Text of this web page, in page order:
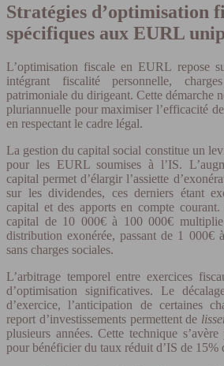
Stratégies d’optimisation
spécifiques aux EURL
L’optimisation fiscale en EURL repose
intégrant fiscalité personnelle,
patrimoniale du dirigeant. Cette démarche
pluriannuelle pour maximiser l’efficacité
en respectant le cadre légal.
La gestion du capital social constitue un
pour les EURL soumises à l’IS.
capital permet d’élargir l’assiette
sur les dividendes, ces derniers étant
capital et des apports en compte
capital de 10 000€ à 100 000€
distribution exonérée, passant de 1 000€
sans charges sociales.
L’arbitrage temporel entre exercices
d’optimisation significatives. Le
d’exercice, l’anticipation de certaines
report d’investissements permettent de
plusieurs années. Cette technique
pour bénéficier du taux réduit d’IS de 15%